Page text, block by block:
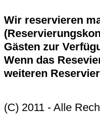
Wir reservieren
Gästen zur
Wenn das
weiteren
(C) 2011 - Alle